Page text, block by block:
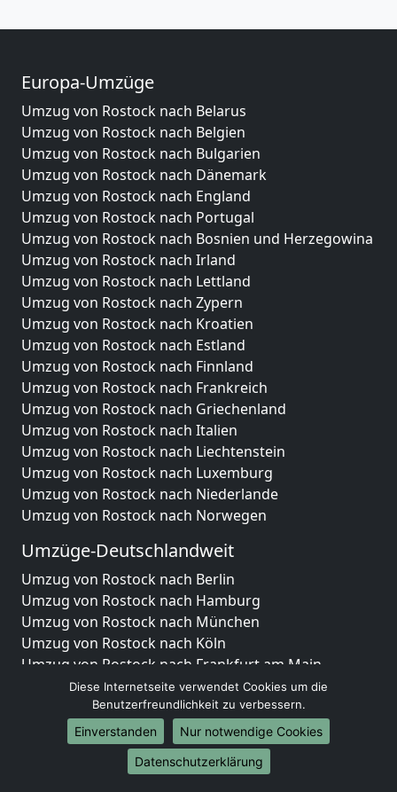
Europa-Umzüge
Umzug von Rostock nach Belarus
Umzug von Rostock nach Belgien
Umzug von Rostock nach Bulgarien
Umzug von Rostock nach Dänemark
Umzug von Rostock nach England
Umzug von Rostock nach Portugal
Umzug von Rostock nach Bosnien und Herzegowina
Umzug von Rostock nach Irland
Umzug von Rostock nach Lettland
Umzug von Rostock nach Zypern
Umzug von Rostock nach Kroatien
Umzug von Rostock nach Estland
Umzug von Rostock nach Finnland
Umzug von Rostock nach Frankreich
Umzug von Rostock nach Griechenland
Umzug von Rostock nach Italien
Umzug von Rostock nach Liechtenstein
Umzug von Rostock nach Luxemburg
Umzug von Rostock nach Niederlande
Umzug von Rostock nach Norwegen
Umzüge-Deutschlandweit
Umzug von Rostock nach Berlin
Umzug von Rostock nach Hamburg
Umzug von Rostock nach München
Umzug von Rostock nach Köln
Umzug von Rostock nach Frankfurt am Main
Umzug von Rostock nach Stuttgart
Umzug von Rostock nach Düsseldorf
Umzug von Rostock nach Leipzig
Umzug von Rostock nach Dortmund
Umzug von Rostock nach Essen
Diese Internetseite verwendet Cookies um die
Benutzerfreundlichkeit zu verbessern.
Einverstanden
Nur notwendige Cookies
Datenschutzerklärung